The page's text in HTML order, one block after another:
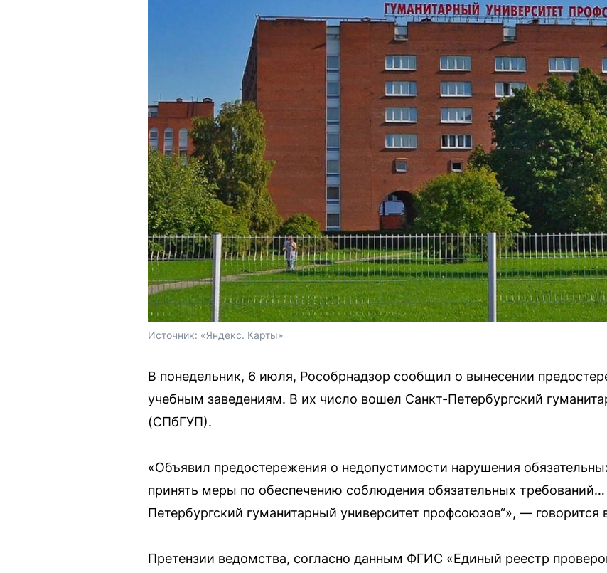
Источник: «Яндекс. Карты»
В понедельник, 6 июля, Рособрнадзор сообщил о вынесении
учебным заведениям. В их число вошел Санкт-Петербургский
(СПбГУП).
«Объявил предостережения о недопустимости нарушения
принять меры по обеспечению соблюдения обязательных
Петербургский гуманитарный университет профсоюзов“», —
Претензии ведомства, согласно данным ФГИС «Единый реестр